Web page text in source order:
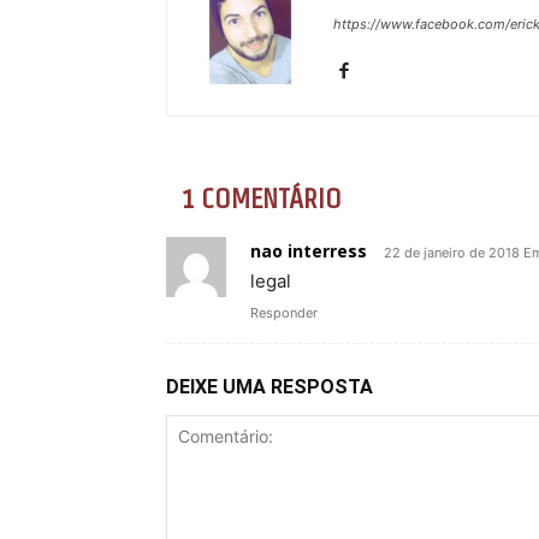
https://www.facebook.com/
1 COMENTÁRIO
nao interress 22 de janeiro de 2018
legal
Responder
DEIXE UMA RESPOSTA